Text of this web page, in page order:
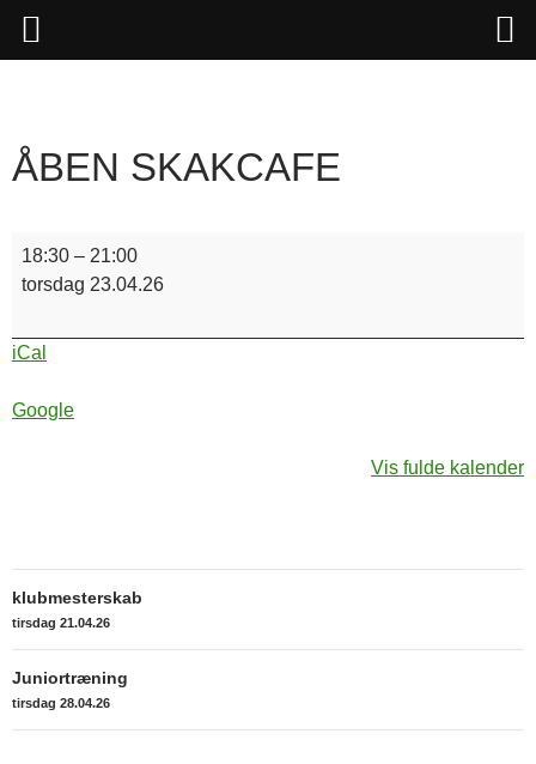
ÅBEN SKAKCAFE
Åben
skakcafe
18:30 – 21:00
torsdag 23.04.26
iCal
Google
Vis fulde kalender
Indlægsnavigation
klubmesterskab
tirsdag 21.04.26
Juniortræning
tirsdag 28.04.26